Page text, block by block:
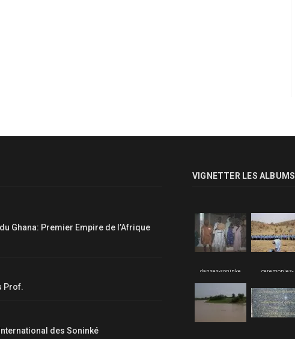
Ghana: Premier Empire de l’Afrique
Prof.
des Soninké
VIGNETTER LES ALBUMS
danses-soninke ceremonies-